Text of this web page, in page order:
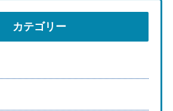
カテゴリー